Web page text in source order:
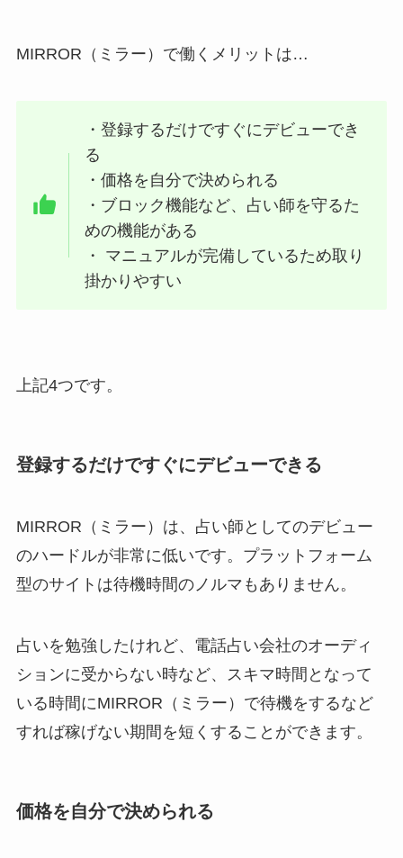
MIRROR（ミラー）で働くメリットは…
・登録するだけですぐにデビューでき
る
・価格を自分で決められる
・ブロック機能など、占い師を守るた
めの機能がある
・ マニュアルが完備しているため取り
掛かりやすい
上記4つです。
登録するだけですぐにデビューできる
MIRROR（ミラー）は、占い師としてのデビュー
のハードルが非常に低いです。プラットフォーム
型のサイトは待機時間のノルマもありません。
占いを勉強したけれど、電話占い会社のオーディ
ションに受からない時など、スキマ時間となって
いる時間にMIRROR（ミラー）で待機をするなど
すれば稼げない期間を短くすることができます。
価格を自分で決められる